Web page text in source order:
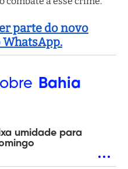
parte do novo
Bahia
umidade para